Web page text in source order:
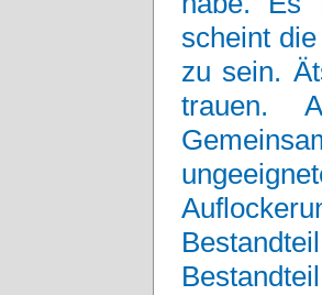
scheint
zu sein.
trauen.